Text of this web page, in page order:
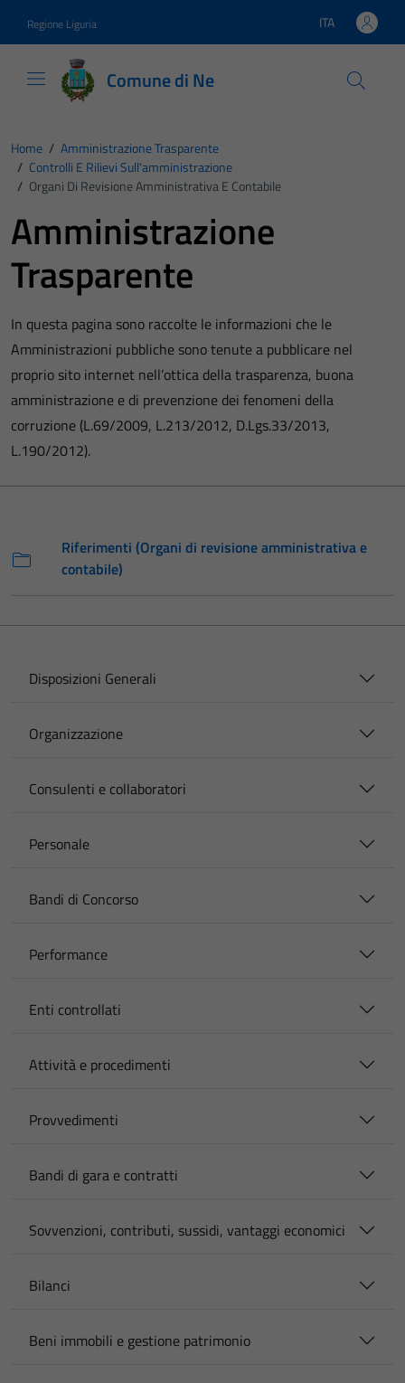
Regione Liguria Lingua attiva:
ITA
Comune di Ne
Home / Amministrazione Trasparente
/ Controlli E Rilievi Sull'amministrazione
/ Organi Di Revisione Amministrativa E Contabile
Amministrazione
Trasparente
In questa pagina sono raccolte le informazioni che le
Amministrazioni pubbliche sono tenute a pubblicare nel
proprio sito internet nell’ottica della trasparenza, buona
amministrazione e di prevenzione dei fenomeni della
corruzione (L.69/2009, L.213/2012, D.Lgs.33/2013,
L.190/2012).
Riferimenti (Organi di revisione amministrativa e
contabile)
Disposizioni Generali
Organizzazione
Consulenti e collaboratori
Personale
Bandi di Concorso
Performance
Enti controllati
Attività e procedimenti
Provvedimenti
Bandi di gara e contratti
Sovvenzioni, contributi, sussidi, vantaggi economici
Bilanci
Beni immobili e gestione patrimonio